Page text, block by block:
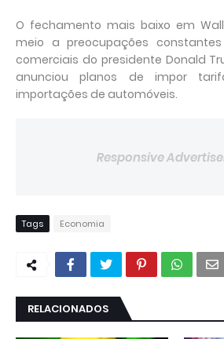
O fechamento mais baixo em
meio a preocupações
comerciais do presidente Donald
anunciou planos de impor
importações de automóveis.
Responsive
Tags Economia
RELACIONADOS